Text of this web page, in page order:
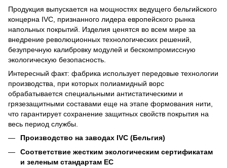
Продукция выпускается на мощностях ведущего бельгийского
концерна IVC, признанного лидера европейского рынка
напольных покрытий. Изделия ценятся во всем мире за
внедрение революционных технологических решений,
безупречную калибровку модулей и бескомпромиссную
экологическую безопасность.
Интересный факт: фабрика использует передовые технологии
производства, при которых полиамидный ворс
обрабатывается специальными антистатическими и
грязезащитными составами еще на этапе формования нити,
что гарантирует сохранение защитных свойств покрытия на
весь период службы.
Производство на заводах IVC (Бельгия)
Соответствие жестким экологическим сертификатам
и зеленым стандартам ЕС